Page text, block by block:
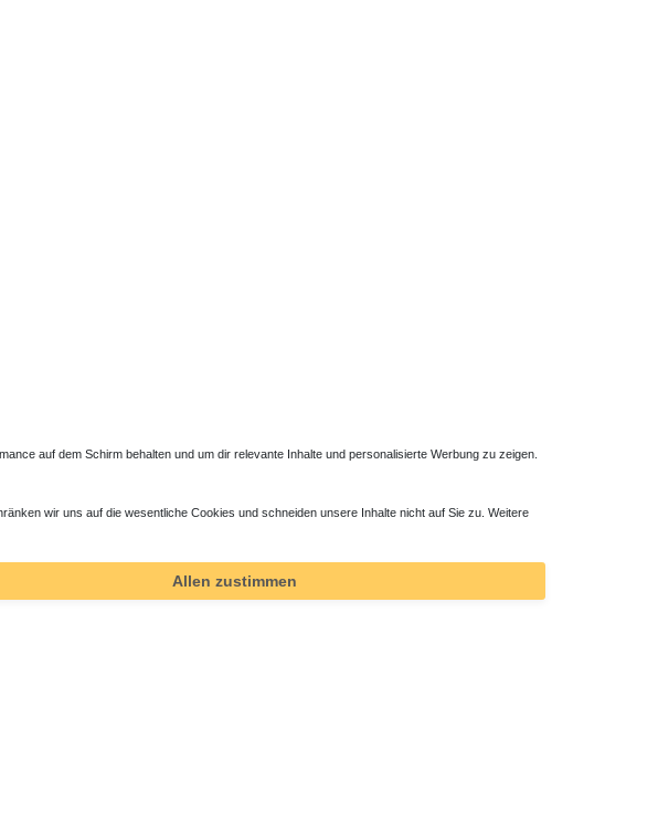
auf dem Schirm behalten und um dir relevante Inhalte und personalisierte Werbung zu zeigen.
wir uns auf die wesentliche Cookies und schneiden unsere Inhalte nicht auf Sie zu. Weitere
Allen zustimmen